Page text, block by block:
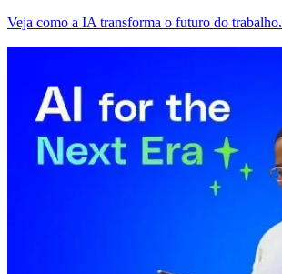
Veja como a IA transforma o futuro do trabalho.​​